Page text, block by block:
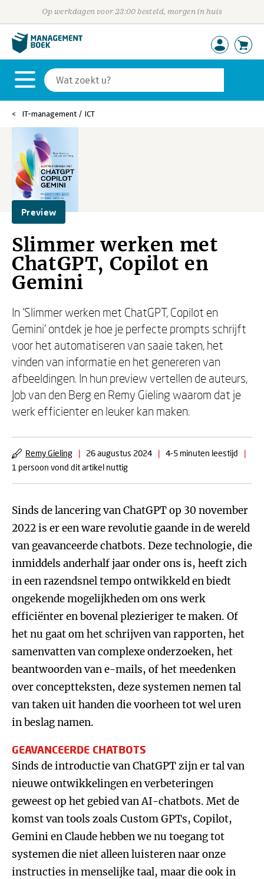
Op werkdagen voor 23:00 besteld, morgen in huis
IT-management / ICT
Preview
Slimmer werken met
ChatGPT, Copilot en
Gemini
In ‘Slimmer werken met ChatGPT, Copilot en
Gemini’ ontdek je hoe je perfecte prompts schrijft
voor het automatiseren van saaie taken, het
vinden van informatie en het genereren van
afbeeldingen. In hun preview vertellen de auteurs,
Job van den Berg en Remy Gieling waarom dat je
werk efficienter en leuker kan maken.
Remy Gieling | 26 augustus 2024 | 4-5 minuten leestijd
|
1 persoon vond dit artikel nuttig
Sinds de lancering van ChatGPT op 30 november
2022 is er een ware revolutie gaande in de wereld
van geavanceerde chatbots. Deze technologie, die
inmiddels anderhalf jaar onder ons is, heeft zich
in een razendsnel tempo ontwikkeld en biedt
ongekende mogelijkheden om ons werk
efficiënter en bovenal plezieriger te maken. Of
het nu gaat om het schrijven van rapporten, het
samenvatten van complexe onderzoeken, het
beantwoorden van e-mails, of het meedenken
over conceptteksten, deze systemen nemen tal
van taken uit handen die voorheen tot wel uren
in beslag namen.
GEAVANCEERDE CHATBOTS
Sinds de introductie van ChatGPT zijn er tal van
nieuwe ontwikkelingen en verbeteringen
geweest op het gebied van AI-chatbots. Met de
komst van tools zoals Custom GPTs, Copilot,
Gemini en Claude hebben we nu toegang tot
systemen die niet alleen luisteren naar onze
instructies in menselijke taal, maar die ook in